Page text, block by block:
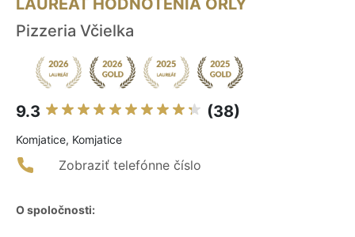
LAUREÁT HODNOTENIA ORLY
Pizzeria Včielka
9.3 (38)
Komjatice, Komjatice
Zobraziť telefónne číslo
O spoločnosti: